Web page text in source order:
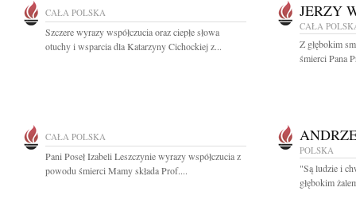
CAŁA POLSKA
Szczere wyrazy współczucia oraz ciepłe słowa
otuchy i wsparcia dla Katarzyny Cichockiej z...
JERZY
CAŁA
Z głębokim
śmierci Pana
CAŁA POLSKA
Pani Poseł Izabeli Leszczynie wyrazy współczucia z
powodu śmierci Mamy składa Prof....
POLSKA
"Są ludzie i
głębokim